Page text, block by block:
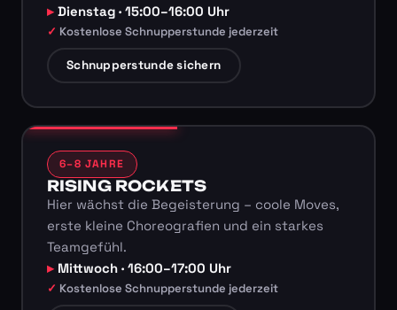
Dienstag · 15:00–16:00 Uhr
Kostenlose Schnupperstunde jederzeit
Schnupperstunde sichern
6–8 JAHRE
RISING ROCKETS
Hier wächst die Begeisterung – coole Moves,
erste kleine Choreografien und ein starkes
Teamgefühl.
Mittwoch · 16:00–17:00 Uhr
Kostenlose Schnupperstunde jederzeit